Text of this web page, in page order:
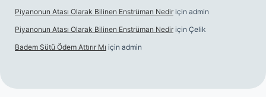
Piyanonun Atası Olarak Bilinen Enstrüman Nedir için admin
Piyanonun Atası Olarak Bilinen Enstrüman Nedir için Çelik
Badem Sütü Ödem Attırır Mı için admin